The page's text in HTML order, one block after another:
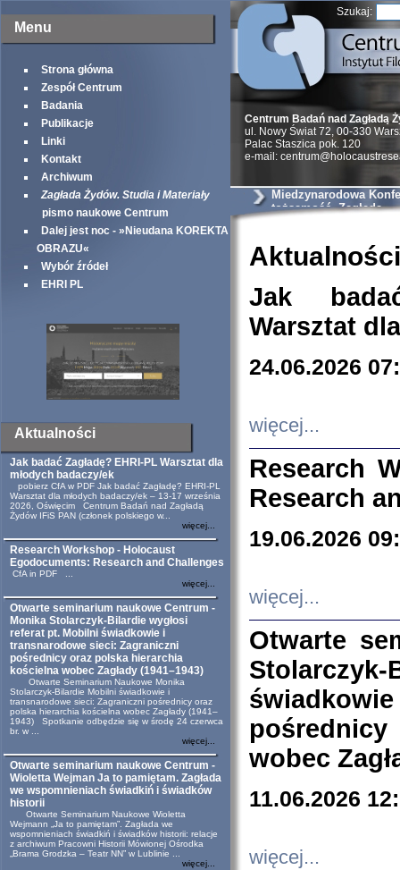
Menu
Strona główna
Zespół Centrum
Badania
Publikacje
Linki
Kontakt
Archiwum
Zagłada Żydów. Studia i Materiały
pismo naukowe Centrum
Dalej jest noc - »Nieudana KOREKTA
OBRAZU«
Wybór źródeł
EHRI PL
Aktualności
Jak badać Zagładę? EHRI-PL Warsztat dla
młodych badaczy/ek
pobierz CfA w PDF Jak badać Zagładę? EHRI-PL
Warsztat dla młodych badaczy/ek – 13-17 września
2026, Oświęcim Centrum Badań nad Zagładą
Żydów IFiS PAN (członek polskiego w...
więcej...
Research Workshop - Holocaust
Egodocuments: Research and Challenges
CfA in PDF ...
więcej...
Otwarte seminarium naukowe Centrum -
Monika Stolarczyk-Bilardie wygłosi
referat pt. Mobilni świadkowie i
transnarodowe sieci: Zagraniczni
pośrednicy oraz polska hierarchia
kościelna wobec Zagłady (1941–1943)
Otwarte Seminarium Naukowe Monika
Stolarczyk-Bilardie Mobilni świadkowie i
transnarodowe sieci: Zagraniczni pośrednicy oraz
polska hierarchia kościelna wobec Zagłady (1941–
1943) Spotkanie odbędzie się w środę 24 czerwca
br. w ...
więcej...
Otwarte seminarium naukowe Centrum -
Wioletta Wejman Ja to pamiętam. Zagłada
we wspomnieniach świadkiń i świadków
historii
Otwarte Seminarium Naukowe Wioletta
Wejmann „Ja to pamiętam”. Zagłada we
wspomnieniach świadkiń i świadków historii: relacje
z archiwum Pracowni Historii Mówionej Ośrodka
„Brama Grodzka – Teatr NN” w Lublinie ...
więcej...
Szukaj:
Centrum Badań nad Zagładą
ul. Nowy Świat 72, 00-330
Palac Staszica pok. 120
e-mail:
Miedzynarodowa
tożsamość, Zagłada
Aktualności
Jak
Warsztat
24.06.2026
więcej...
Research
Research
19.06.2026
więcej...
Otwarte
wobec
11.06.2026
więcej...